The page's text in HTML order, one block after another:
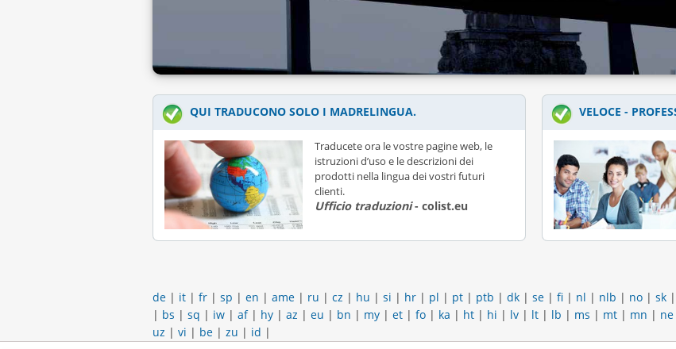
QUI TRADUCONO SOLO I MADRELINGUA.
Traducete ora le vostre pagine web, le
istruzioni d’uso e le descrizioni dei
prodotti nella lingua dei vostri futuri
clienti.
Ufficio traduzioni- colist.eu
VELOCE -
de | it | fr | sp | en | ame | ru | cz | hu | si | hr | pl | pt | ptb | dk | se | fi | nl | nlb | no | sk |
| bs | sq | iw | af| hy | az | eu | bn | my | et | fo | ka | ht | hi | lv | lt | lb | ms | mt | mn | ne
uz | vi | be | zu | id |